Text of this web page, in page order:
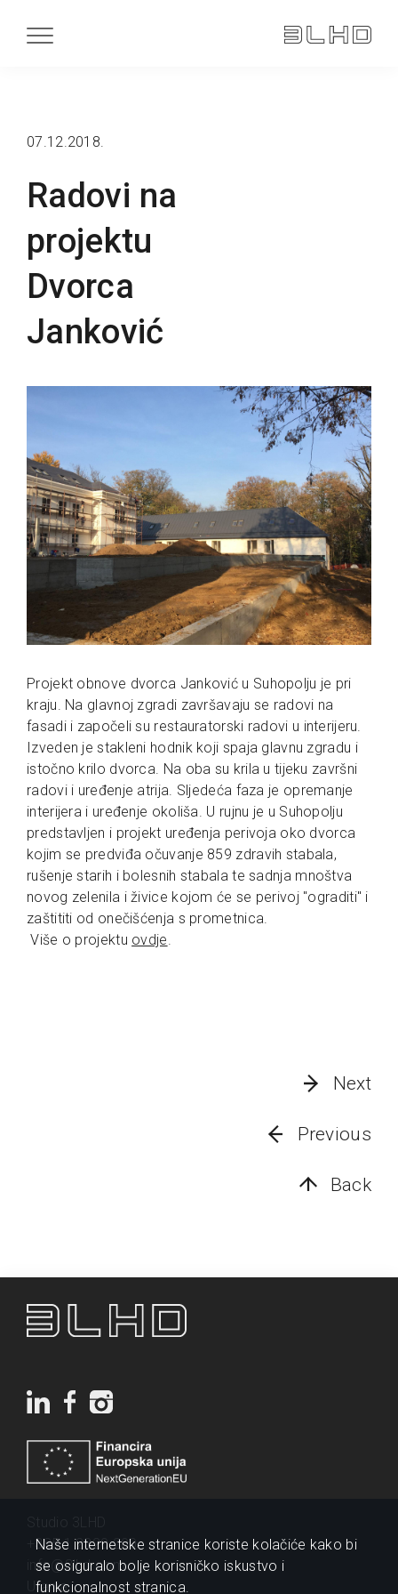
Radovi na
projektu
Dvorca
Janković
07.12.2018.
Projekt obnove dvorca Janković u Suhopolju je pri
kraju. Na glavnoj zgradi završavaju se radovi na
fasadi i započeli su restauratorski radovi u interijeru.
Izveden je stakleni hodnik koji spaja glavnu zgradu i
istočno krilo dvorca. Na oba su krila u tijeku završni
radovi i uređenje atrija. Sljedeća faza je opremanje
interijera i uređenje okoliša. U rujnu je u Suhopolju
predstavljen i projekt uređenja perivoja oko dvorca
kojim se predviđa očuvanje 859 zdravih stabala,
rušenje starih i bolesnih stabala te sadnja mnoštva
novog zelenila i živice kojom će se perivoj "ograditi" i
zaštititi od onečišćenja s prometnica.
Više o projektu ovdje.
Next
Previous
Back
+385 1 2320 200
info@3lhd.com
Urania
Naše internetske stranice koriste kolačiće kako bi
se osiguralo bolje korisničko iskustvo i
funkcionalnost stranica.